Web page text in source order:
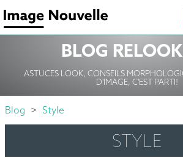
BLOG
ASTUCES LOOK, CONSEILS
D'IMAGE, C'EST PARTI!
Blog Style
STYLE